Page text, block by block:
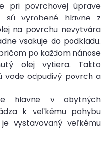
pri povrchovej úprave
sú vyrobené hlavne z
na povrchu nevytvára
vsakuje do podkladu.
po každom nánose
olej vytiera. Takto
vode odpudivý povrch a
hlavne v obytných
k veľkému pohybu
vystavovaný veľkému